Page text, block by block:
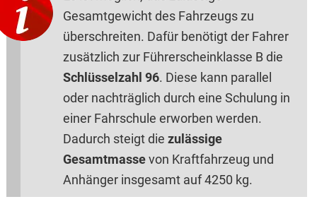
Gesamtgewicht des Fahrzeugs zu
überschreiten. Dafür benötigt der Fahrer
zusätzlich zur Führerscheinklasse B die
Schlüsselzahl 96. Diese kann parallel
oder nachträglich durch eine Schulung in
einer Fahrschule erworben werden.
Dadurch steigt die zulässige
Gesamtmassevon Kraftfahrzeug und
Anhänger insgesamt auf 4250 kg.